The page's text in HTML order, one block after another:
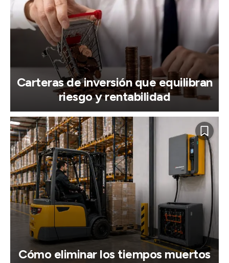
Carteras de inversión que equilibran
riesgo y rentabilidad
Cómo eliminar los tiempos muertos